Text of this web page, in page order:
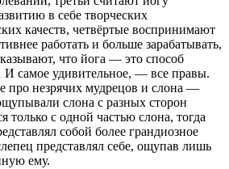
в себе творческих
качеств, четвёртые воспринимают
работать и больше зарабатывать,
что йога — это способ
И самое удивительное, — все правы.
про незрячих мудрецов и слона —
слона с разных сторон
только с одной частью слона, тогда
собой более грандиозное
представлял себе, ощупав лишь
ему.